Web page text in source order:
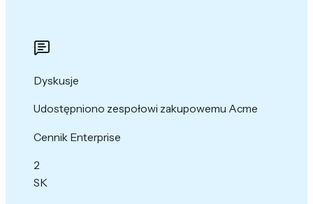
Dyskusje
Udostępniono zespołowi zakupowemu Acme
Cennik Enterprise
2
SK